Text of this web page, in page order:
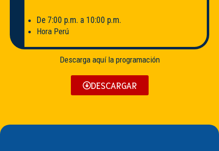
De 7:00 p.m. a 10:00 p.m.
Hora Perú
Descarga aquí la programación
DESCARGAR